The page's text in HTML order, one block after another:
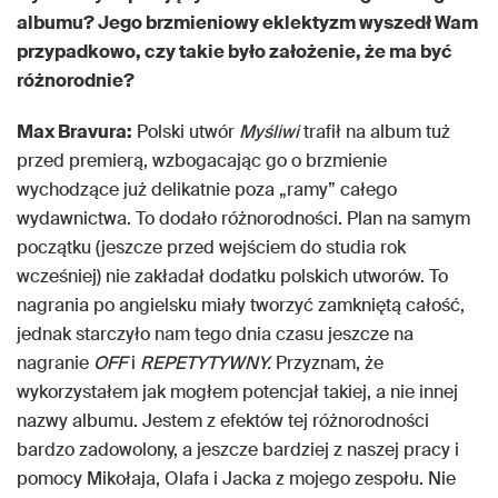
albumu? Jego brzmieniowy eklektyzm wyszedł Wam
przypadkowo, czy takie było założenie, że ma być
różnorodnie?
Max Bravura: Polski utwór Myśliwitrafił na album tuż
przed premierą, wzbogacając go o brzmienie
wychodzące już delikatnie poza „ramy” całego
wydawnictwa. To dodało różnorodności. Plan na samym
początku (jeszcze przed wejściem do studia rok
wcześniej) nie zakładał dodatku polskich utworów. To
nagrania po angielsku miały tworzyć zamkniętą całość,
jednak starczyło nam tego dnia czasu jeszcze na
nagranie OFFi REPETYTYWNY.Przyznam, że
wykorzystałem jak mogłem potencjał takiej, a nie innej
nazwy albumu. Jestem z efektów tej różnorodności
bardzo zadowolony, a jeszcze bardziej z naszej pracy i
pomocy Mikołaja, Olafa i Jacka z mojego zespołu. Nie